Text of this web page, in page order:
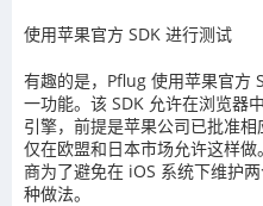
使用苹果官方 SDK 进行测试
有趣的是，Pflug 使用苹果官方
一功能。该 SDK 允许在浏览器
引擎，前提是苹果公司已批准
仅在欧盟和日本市场允许这样
商为了避免在 iOS 系统下维护
种做法。